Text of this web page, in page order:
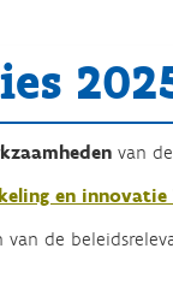
van de
en innovatie
van de